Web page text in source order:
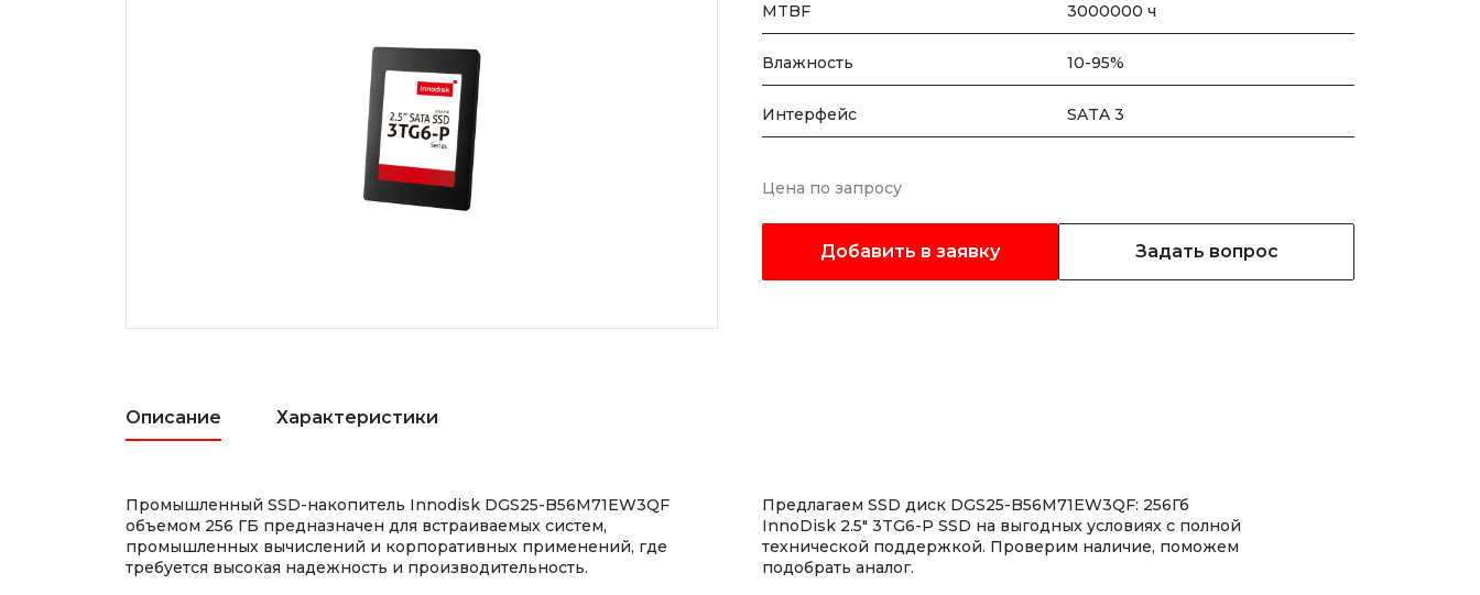
MTBF 3000000 ч
Влажность 10-95%
Интерфейс SATA 3
Цена по запросу
Добавить в заявку Задать вопрос
Описание Характеристики
Промышленный SSD-накопитель Innodisk DGS25-B56M71EW3QF
объемом 256 ГБ предназначен для встраиваемых систем,
промышленных вычислений и корпоративных применений, где
требуется высокая надежность и производительность.
Предлагаем SSD диск DGS25-B56M71EW3QF: 256Гб
InnoDisk 2.5" 3TG6-P SSD на выгодных условиях с полной
технической поддержкой. Проверим наличие, поможем
подобрать аналог.